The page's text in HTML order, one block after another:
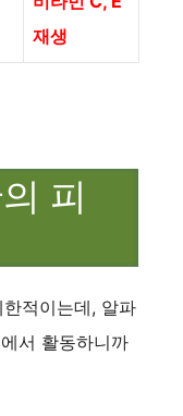
재생
피
적이는데, 알파
에서 활동하니까